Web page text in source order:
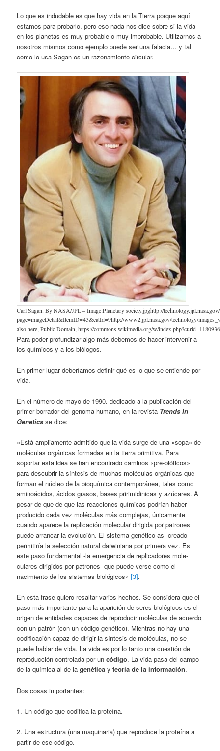
Lo que es indudable es que hay vida en la Tierra porque aquí
estamos para probarlo, pero eso nada nos dice sobre si la vida
en los planetas es muy probable o muy improbable. Utilizarnos a
nosotros mismos como ejemplo puede ser una falacia… y tal
como lo usa Sa­gan es un razonamiento circular.
Carl Sagan. By NASA/JPL – Image:Planetary society.jpghttp://
page=imageDetail&ItemID=43&catId=9http://www2.jpl.nasa.gov/technology/
also here, Public Domain, https://commons.wikimedia.org/w/index.php?curid=1180936
Para poder profundizar algo más debemos de hacer intervenir a
los químicos y a los biólogos.
En primer lugar deberíamos definir qué es lo que se entiende por
vida.
En el número de mayo de 1990, dedicado a la publicación del
primer borrador del genoma humano, en la re­vista Trends In
Genetics se dice:
«Está ampliamente admitido que la vida surge de una «sopa» de
moléculas orgánicas formadas en la tierra primitiva. Para
soportar esta idea se han encontrado caminos «pre-bióticos»
para descubrir la síntesis de muchas moléculas orgánicas que
forman el núcleo de la bioquímica contemporánea, tales como
aminoácidos, ácidos grasos, bases pririmidi­nicas y azúcares. A
pesar de que de que las reacciones químicas podrían haber
producido cada vez moléculas más complejas, única­men­te
cuando aparece la replicación molecu­lar dirigida por patrones
puede arrancar la evolución. El sistema genético así creado
permitiría la selección natural darwi­niana por primera vez. Es
este paso funda­mental -la emergencia de replicadores mole­
culares diri­gidos por patrones- que puede verse como el
nacimiento de los sistemas biológicos» [3].
En esta frase quiero resaltar varios hechos. Se considera que el
paso más importante para la aparición de seres biológicos es el
origen de entidades capaces de reproducir moléculas de acuerdo
con un patrón (con un código ge­nético). Mientras no hay una
codificación ca­paz de dirigir la síntesis de moléculas, no se
puede hablar de vida. La vida es por lo tanto una cuestión de
reproducción controlada por uncódigo. La vida pasa del campo
de la química al de lagenéticayteo­ría de la información.
Dos cosas importantes:
1. Un código que codifica la proteína.
2. Una estructura (una maquinaria) que reproduce la proteí­na a
partir de ese código.